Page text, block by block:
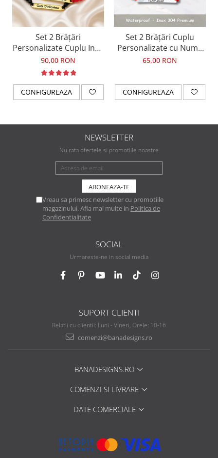
Set 2 Brățări
Personalizate Cuplu Inox
Aur 18K – Waterproof
90,00 RON
CONFIGUREAZA
Set 2 Brățări Cuplu
Personalizate cu Nume
și Dată – Inox
65,00 RON
CONFIGUREAZA
NEWSLETTER
Nu rata ofertele si promotiile noastre
Vreau sa primesc newsletter cu promotiile
magazinului. Afla mai multe in Politica de
Confidentialitate
SOCIAL
Urmareste-ne in social media
SUPORT CLIENTI
Relatii cu clientii: Luni - Vineri, Orele: 10-16
comenzi@banadesigns.ro
BANADESIGNS.RO
COMENZI SI LIVRARE
DATE COMERCIALE